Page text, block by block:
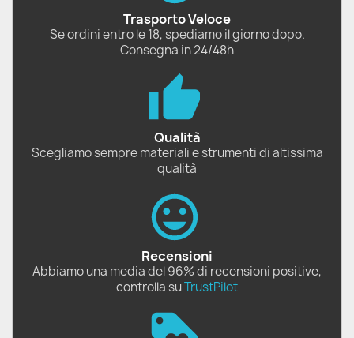
Trasporto Veloce
Se ordini entro le 18, spediamo il giorno dopo.
Consegna in 24/48h
Qualità
Scegliamo sempre materiali e strumenti di altissima
qualità
Recensioni
Abbiamo una media del 96% di recensioni positive,
controlla suTrustPilot